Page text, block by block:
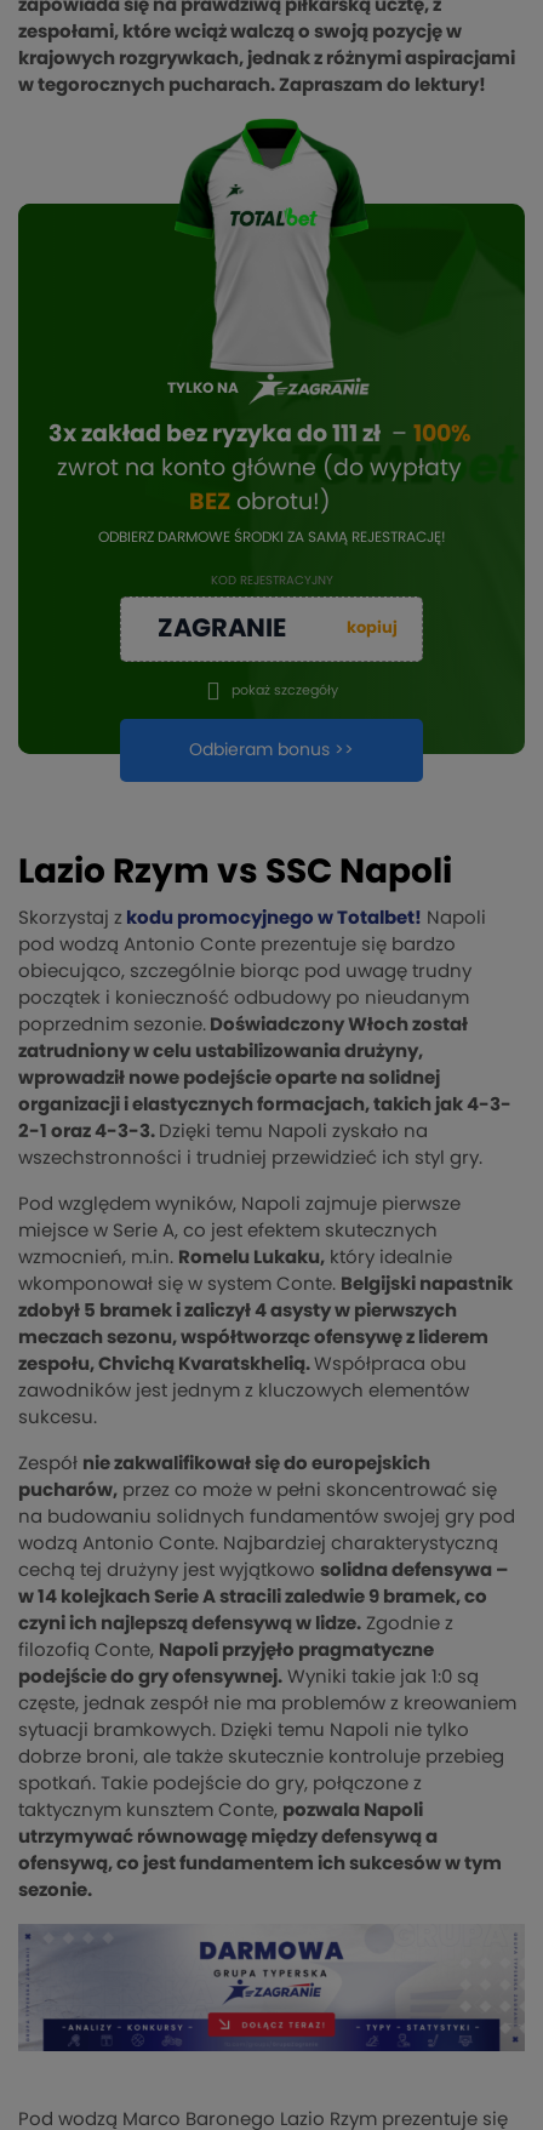
zapowiada się na prawdziwą piłkarską ucztę, z
zespołami, które wciąż walczą o swoją pozycję w
krajowych rozgrywkach, jednak z różnymi aspiracjami
w tegorocznych pucharach. Zapraszam do lektury!
TYLKO NA
3x zakład bez ryzyka do 111 zł – 100%
zwrot na konto główne (do wypłaty
BEZobrotu!)
ODBIERZ DARMOWE ŚRODKI ZA SAMĄ REJESTRACJĘ!
KOD REJESTRACYJNY
ZAGRANIE kopiuj
Odbieram bonus >>
pokaż szczegóły
Lazio Rzym vs SSC Napoli
Skorzystaj z kodu promocyjnego w Totalbet! Napoli
pod wodzą Antonio Conte prezentuje się bardzo
obiecująco, szczególnie biorąc pod uwagę trudny
początek i konieczność odbudowy po nieudanym
poprzednim sezonie. Doświadczony Włoch został
zatrudniony w celu ustabilizowania drużyny,
wprowadził nowe podejście oparte na solidnej
organizacji i elastycznych formacjach, takich jak 4-3-
2-1 oraz 4-3-3. Dzięki temu Napoli zyskało na
wszechstronności i trudniej przewidzieć ich styl gry​.
Pod względem wyników, Napoli zajmuje pierwsze
miejsce w Serie A, co jest efektem skutecznych
wzmocnień, m.in. Romelu Lukaku, który idealnie
wkomponował się w system Conte. Belgijski napastnik
zdobył 5 bramek i zaliczył 4 asysty w pierwszych
meczach sezonu, współtworząc ofensywę z liderem
zespołu, Chvichą Kvaratskhelią. Współpraca obu
zawodników jest jednym z kluczowych elementów
sukcesu.
Zespół nie zakwalifikował się do europejskich
pucharów, przez co może w pełni skoncentrować się
na budowaniu solidnych fundamentów swojej gry pod
wodzą Antonio Conte. Najbardziej charakterystyczną
cechą tej drużyny jest wyjątkowo solidna defensywa –
w 14 kolejkach Serie A stracili zaledwie 9 bramek, co
czyni ich najlepszą defensywą w lidze​. Zgodnie z
filozofią Conte, Napoli przyjęło pragmatyczne
podejście do gry ofensywnej. Wyniki takie jak 1:0 są
częste, jednak zespół nie ma problemów z kreowaniem
sytuacji bramkowych. Dzięki temu Napoli nie tylko
dobrze broni, ale także skutecznie kontroluje przebieg
spotkań​. Takie podejście do gry, połączone z
taktycznym kunsztem Conte, pozwala Napoli
utrzymywać równowagę między defensywą a
ofensywą, co jest fundamentem ich sukcesów w tym
sezonie.
Pod wodzą Marco Baronego Lazio Rzym prezentuje się